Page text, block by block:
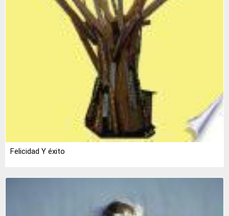
Felicidad Y éxito